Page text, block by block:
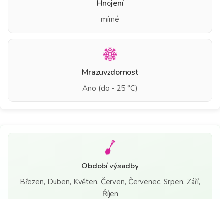
Hnojení
mírné
Mrazuvzdornost
Ano (do - 25 °C)
Období výsadby
Březen, Duben, Květen, Červen, Červenec, Srpen, Září,
Říjen